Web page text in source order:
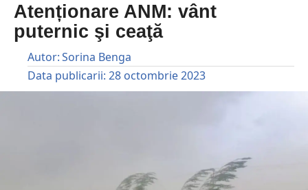
Atenționare ANM: vânt
puternic şi ceaţă
Autor:Sorina Benga
Data publicarii: 28 octombrie 2023